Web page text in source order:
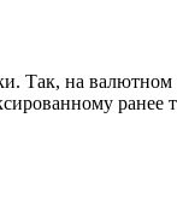
Так, на